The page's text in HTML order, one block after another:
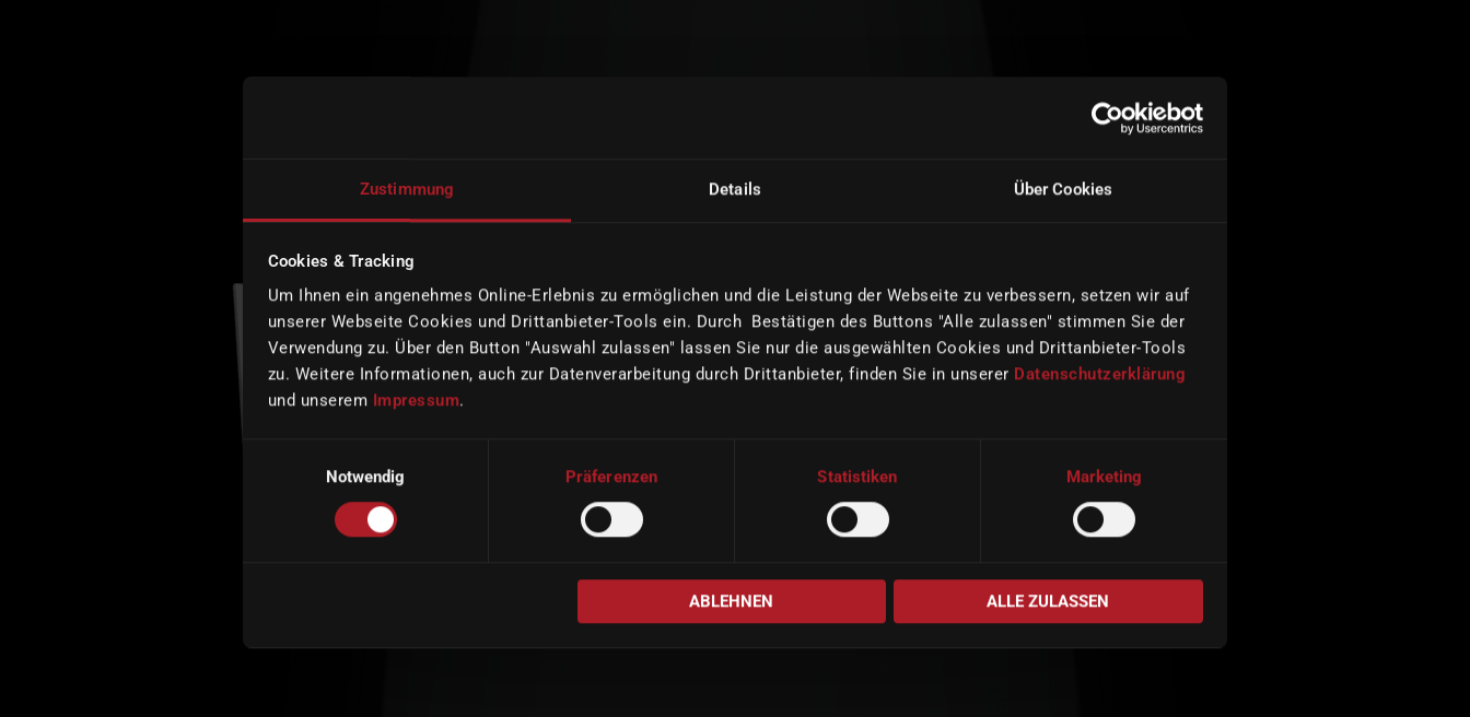
Zustimmung Details Über Cookies
Cookies & Tracking
Um Ihnen ein angenehmes Online-Erlebnis zu ermöglichen und die Leistung der Webseite zu verbessern, setzen wir auf
unserer Webseite Cookies und Drittanbieter-Tools ein. Durch Bestätigen des Buttons "Alle zulassen" stimmen Sie der
Verwendung zu. Über den Button "Auswahl zulassen" lassen Sie nur die ausgewählten Cookies und Drittanbieter-Tools
zu. Weitere Informationen, auch zur Datenverarbeitung durch Drittanbieter, finden Sie in unserer Datenschutzerklärung
und unserem Impressum.
Notwendig
Präferenzen Statistiken Marketing
ABLEHNEN ALLE ZULASSEN